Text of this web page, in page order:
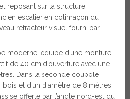
reposant sur la structure
escalier en colimaçon du
réfracteur visuel fourni par
moderne, équipé d’une monture
de 40 cm d’ouverture avec une
Dans la seconde coupole
et d’un diamètre de 8 mètres,
offerte par l’angle nord-est du